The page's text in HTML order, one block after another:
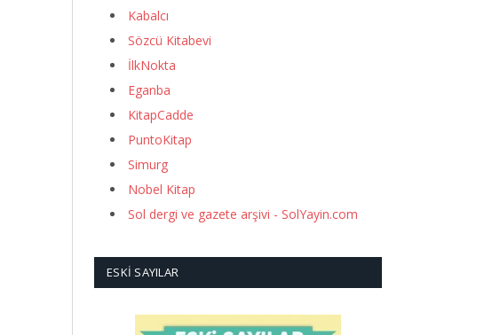
Kabalcı
Sözcü Kitabevi
İlkNokta
Eganba
KitapCadde
PuntoKitap
Simurg
Nobel Kitap
Sol dergi ve gazete arşivi - SolYayin.com
ESKI SAYILAR